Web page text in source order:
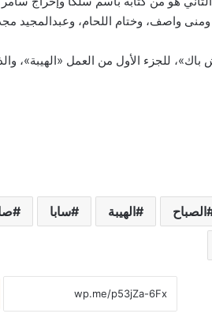
واصف، وختام اللحام، وعبدالمجيد
للجزء الأول من العمل «الهيبة»،
الصباح الهيبة سابا